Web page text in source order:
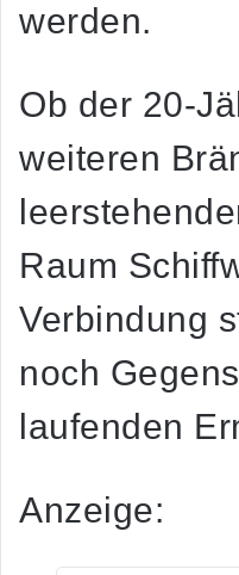
werden.
Ob der 20-
weiteren
Raum
Verbindung
noch
laufenden
Anzeige: